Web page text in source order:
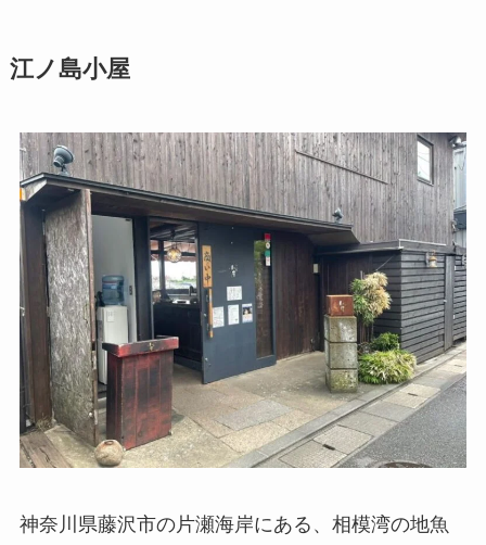
江ノ島小屋
神奈川県藤沢市の片瀬海岸にある、相模湾の地魚